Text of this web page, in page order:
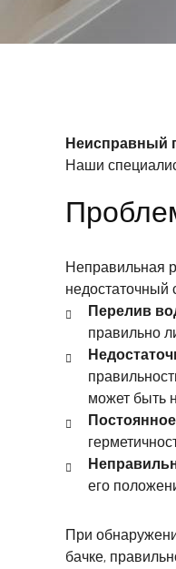
Неисправный
Наши
Неправильная
недостаточный
Перелив
правильно
может быть
его
При
бачке,